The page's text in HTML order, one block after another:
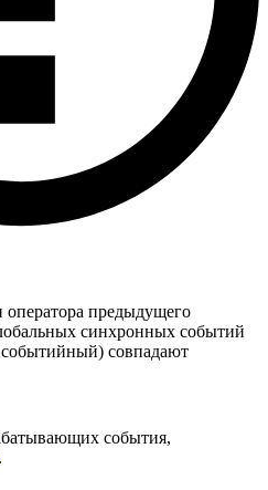
оператора предыдущего
синхронных событий
совпадают
события,
.